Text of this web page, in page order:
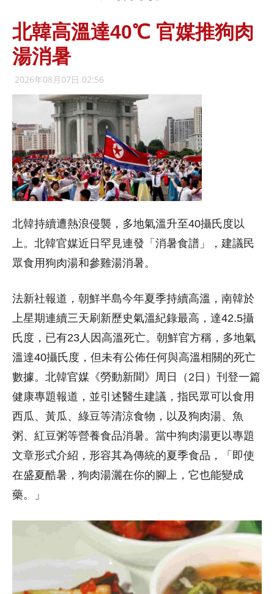
北韓高溫達40℃ 官媒推狗肉
湯消暑
2026年08月07日 02:56
北韓持續遭熱浪侵襲，多地氣溫升至40攝氏度以
上。北韓官媒近日罕見連發「消暑食譜」，建議民
眾食用狗肉湯和參雞湯消暑。
法新社報道，朝鮮半島今年夏季持續高溫，南韓於
上星期連續三天刷新歷史氣溫紀錄最高，達42.5攝
氏度，已有23人因高溫死亡。朝鮮官方稱，多地氣
溫達40攝氏度，但未有公佈任何與高溫相關的死亡
數據。北韓官媒《勞動新聞》周日（2日）刊登一篇
健康專題報道，並引述醫生建議，指民眾可以食用
西瓜、黃瓜、綠豆等清涼食物，以及狗肉湯、魚
粥、紅豆粥等營養食品消暑。當中狗肉湯更以專題
文章形式介紹，形容其為傳統的夏季食品，「即使
在盛夏酷暑，狗肉湯灑在你的腳上，它也能變成
藥。」